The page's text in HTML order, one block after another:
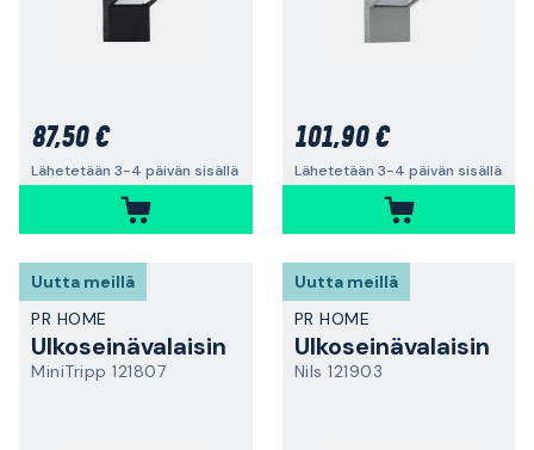
87,50 €
Lähetetään 3-4 päivän sisällä
101,90 €
Lähetetään 3-4 päivän sisällä
Uutta meillä
PR HOME
Ulkoseinävalaisin
MiniTripp 121807
Uutta meillä
PR HOME
Ulkoseinävalaisin
Nils 121903